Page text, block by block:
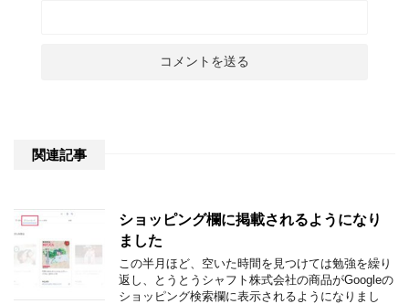
関連記事
ショッピング欄に掲載されるようになり
ました
この半月ほど、空いた時間を見つけては勉強を繰り
返し、とうとうシャフト株式会社の商品がGoogleの
ショッピング検索欄に表示されるようになりまし